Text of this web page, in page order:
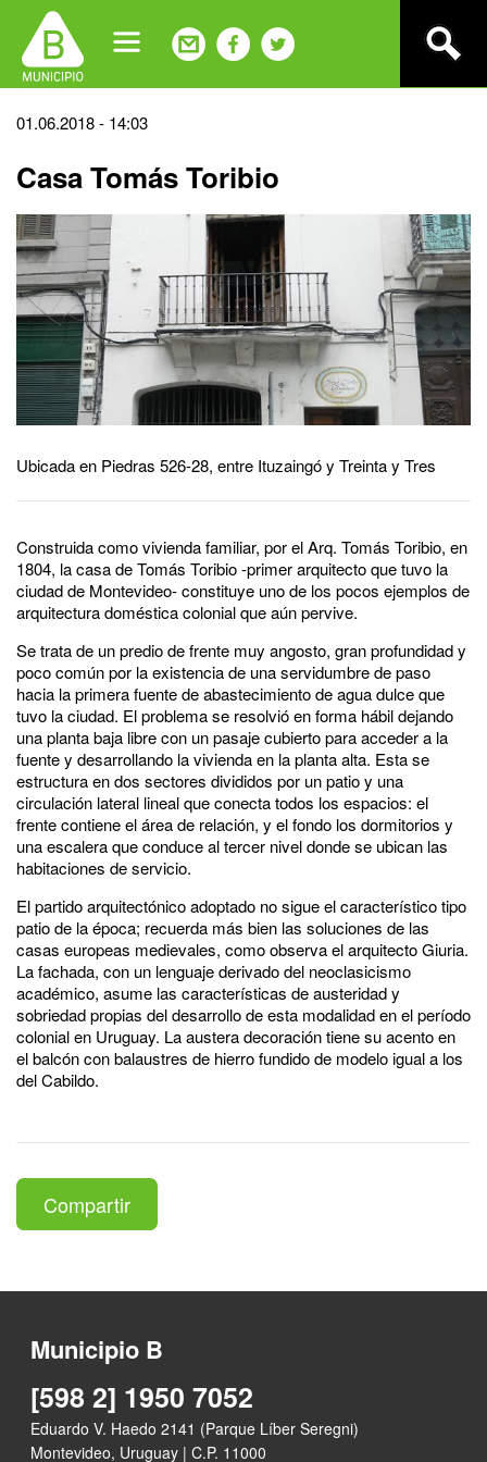
navigation
Back
top
01.06.2018 - 14:03
Casa Tomás Toribio
Ubicada en Piedras 526-28, entre Ituzaingó y Treinta y Tres
Construida como vivienda familiar, por el Arq. Tomás Toribio, en
1804, la casa de Tomás Toribio -primer arquitecto que tuvo la
ciudad de Montevideo- constituye uno de los pocos ejemplos de
arquitectura doméstica colonial que aún pervive.
Se trata de un predio de frente muy angosto, gran profundidad y
poco común por la existencia de una servidumbre de paso
hacia la primera fuente de abastecimiento de agua dulce que
tuvo la ciudad. El problema se resolvió en forma hábil dejando
una planta baja libre con un pasaje cubierto para acceder a la
fuente y desarrollando la vivienda en la planta alta. Esta se
estructura en dos sectores divididos por un patio y una
circulación lateral lineal que conecta todos los espacios: el
frente contiene el área de relación, y el fondo los dormitorios y
una escalera que conduce al tercer nivel donde se ubican las
habitaciones de servicio.
El partido arquitectónico adoptado no sigue el característico tipo
patio de la época; recuerda más bien las soluciones de las
casas europeas medievales, como observa el arquitecto Giuria.
La fachada, con un lenguaje derivado del neoclasicismo
académico, asume las características de austeridad y
sobriedad propias del desarrollo de esta modalidad en el período
colonial en Uruguay. La austera decoración tiene su acento en
el balcón con balaustres de hierro fundido de modelo igual a los
del Cabildo.
Compartir
Municipio B
[598 2] 1950 7052
Eduardo V. Haedo 2141 (Parque Líber Seregni)
Montevideo, Uruguay | C.P. 11000